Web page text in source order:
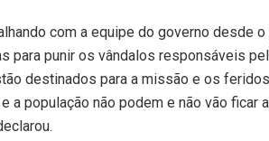
com a equipe do governo desde
para punir os vândalos responsáveis
destinados para a missão e os
a população não podem e não vão